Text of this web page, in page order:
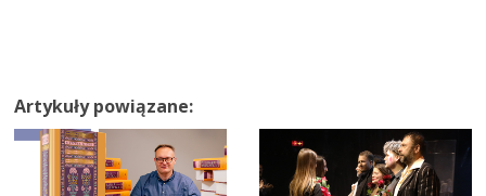
Artykuły powiązane: